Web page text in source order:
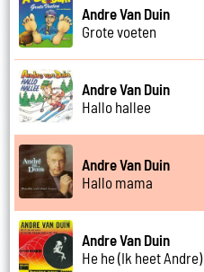
Andre Van Duin
Grote voeten
Andre Van Duin
Hallo hallee
Andre Van Duin
Hallo mama
Andre Van Duin
He he (Ik heet Andre)